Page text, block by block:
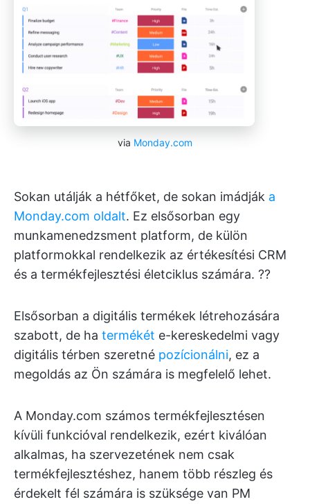
via Monday.com
Sokan utálják a hétfőket, de sokan imádják a
Monday.com oldalt. Ez elsősorban egy
munkamenedzsment platform, de külön
platformokkal rendelkezik az értékesítési CRM
és a termékfejlesztési életciklus számára. ?‍?
Elsősorban a digitális termékek létrehozására
szabott, de ha termékét e-kereskedelmi vagy
digitális térben szeretné pozícionálni, ez a
megoldás az Ön számára is megfelelő lehet.
A Monday.com számos termékfejlesztésen
kívüli funkcióval rendelkezik, ezért kiválóan
alkalmas, ha szervezetének nem csak
termékfejlesztéshez, hanem több részleg és
érdekelt fél számára is szüksége van PM